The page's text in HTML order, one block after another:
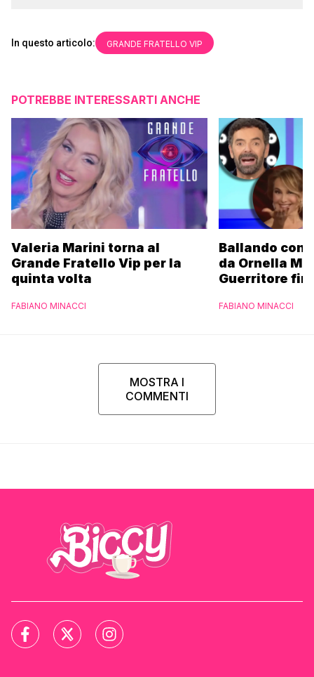
In questo articolo: GRANDE FRATELLO VIP
POTREBBE INTERESSARTI ANCHE
Valeria Marini torna al
Grande Fratello Vip per la
quinta volta
FABIANO MINACCI
Ballando con
da Ornella
Guerritore
l’esclusiva di
FABIANO MINACCI
MOSTRA I
COMMENTI